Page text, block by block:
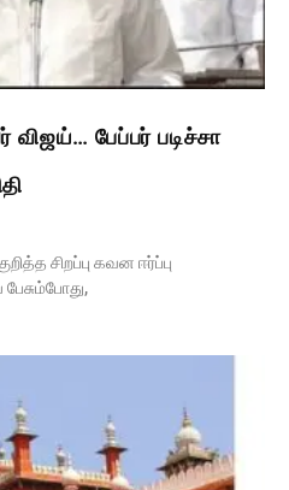
விஜய்… பேப்பர் படிச்சா
சிறப்பு கவன ஈர்ப்பு